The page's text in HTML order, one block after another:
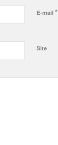
E-mail *
Site